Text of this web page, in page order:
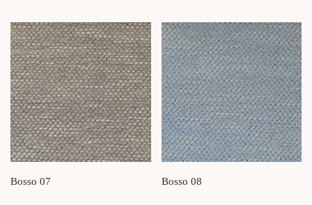
Bosso 07 Bosso 08